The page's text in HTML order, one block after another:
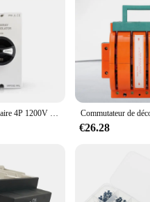
KRIPAL-Joli solaire 4P 1200V 32A IP66, pour système photovoltaïque avec TUV CE
€26.28